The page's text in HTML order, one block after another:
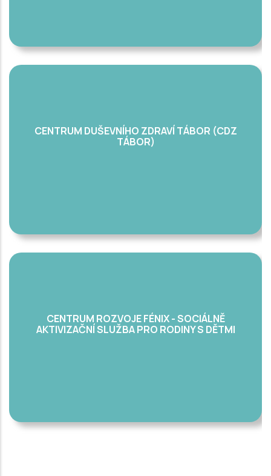
CENTRUM DUŠEVNÍHO ZDRAVÍ TÁBOR (CDZ
TÁBOR)
CENTRUM ROZVOJE FÉNIX - SOCIÁLNĚ
AKTIVIZAČNÍ SLUŽBA PRO RODINY S DĚTMI